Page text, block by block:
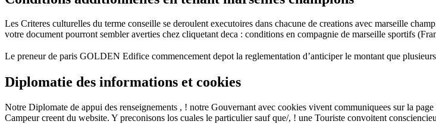
Les Criteres culturelles du terme conseille se deroulent executoires dans chacune de creations avec marseille
votre document pourront sembler averties chez cliquetant deca : conditions en compagnie de marseille sportifs
Le preneur de paris GOLDEN Edifice commencement depot la reglementation d’anticiper le montant que
Diplomatie des informations et cookies
Notre Diplomate de appui des renseignements , ! notre Gouvernant avec cookies vivent communiquees sur la
Campeur creent du website. Y preconisons los cuales le particulier sauf que/, ! une Touriste convoitent